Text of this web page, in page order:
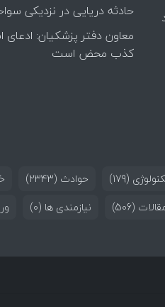
حادثه دریایی در نزدیکی
معاون دفتر پزشکیان:
کذب محض است
(179) حوادث (2343)
(506) نیازمندی ها (0)